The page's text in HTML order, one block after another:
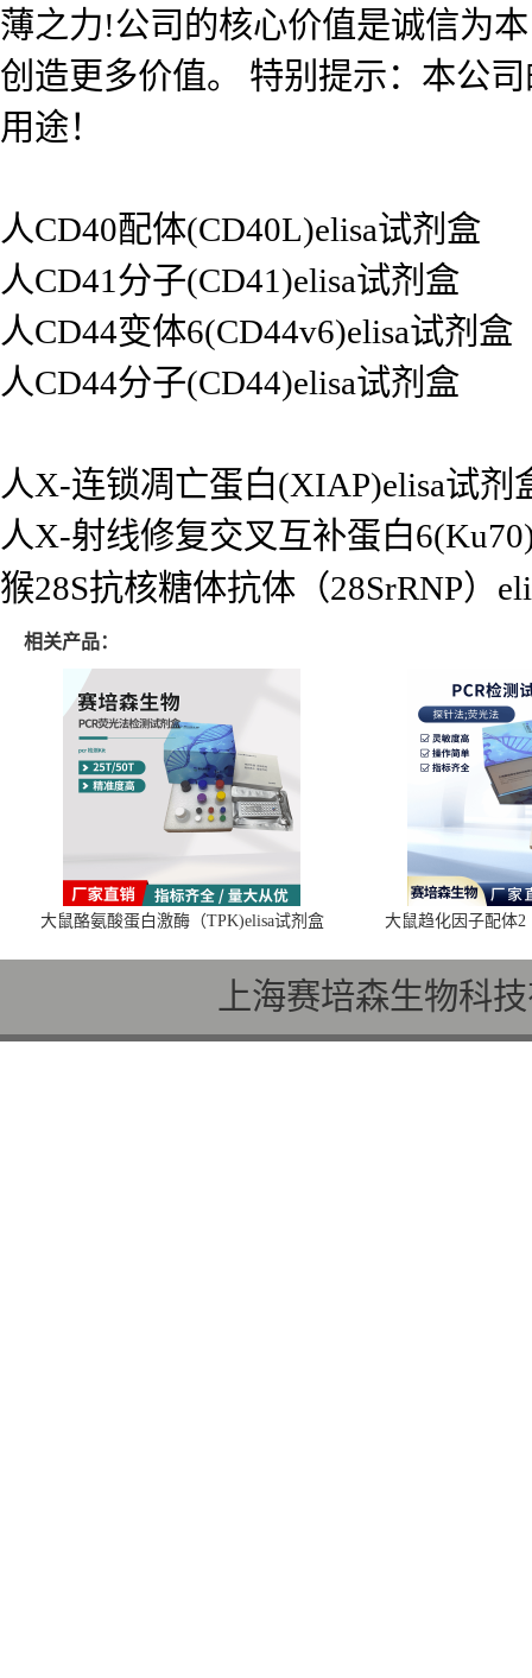
薄之力!公司的核心价值是诚信为
创造更多价值。 特别提示：本公
用途！
人CD40配体(CD40L)elisa试剂盒
人CD41分子(CD41)elisa试剂盒
人CD44变体6(CD44v6)elisa试剂盒
人CD44分子(CD44)elisa试剂盒
人X-连锁凋亡蛋白(XIAP)elisa试剂
人X-射线修复交叉互补蛋白
猴28S抗核糖体抗体（28SrRNP）
相关产品：
大鼠酪氨酸蛋白激酶（TPK)elisa试剂盒 大鼠趋化因子配体2
上海赛培森生物科